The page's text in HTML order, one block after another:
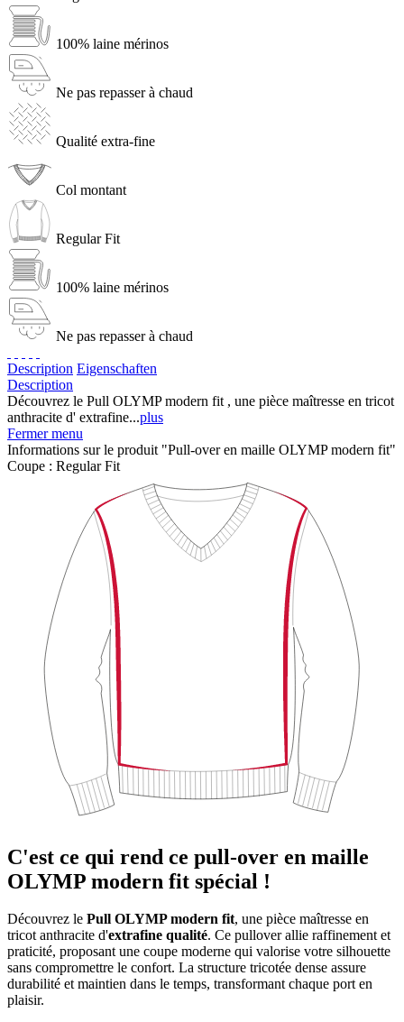
100% laine mérinos
Ne pas repasser à chaud
Qualité extra-fine
Col montant
Regular Fit
100% laine mérinos
Ne pas repasser à chaud
Description Eigenschaften
Description
Découvrez le Pull OLYMP modern fit , une pièce maîtresse en tricot
anthracite d' extrafine...plus
Fermer menu
Informations sur le produit "Pull-over en maille OLYMP modern fit"
Coupe : Regular Fit
C'est ce qui rend ce pull-over en maille
OLYMP modern fit spécial !
Découvrez le Pull OLYMP modern fit, une pièce maîtresse en
tricot anthracite d'extrafine qualité. Ce pullover allie raffinement et
praticité, proposant une coupe moderne qui valorise votre silhouette
sans compromettre le confort. La structure tricotée dense assure
durabilité et maintien dans le temps, transformant chaque port en
plaisir.